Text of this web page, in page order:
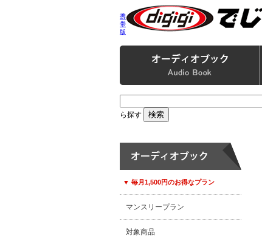
携
帯
版
ら探す
▼ 毎月1,500円のお得なプラン
マンスリープラン
対象商品